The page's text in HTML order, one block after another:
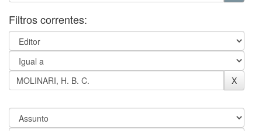
Filtros correntes: